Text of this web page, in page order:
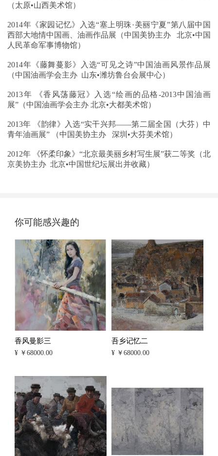
（太原•山西美术馆）
2014年《家园记忆》入选“塞上明珠·美丽宁夏”第八届中国
西部大地情中国画、油画作品展（中国美协主办 北京•中国
人民革命军事博物馆）
2014年《藤舞蔓影》入选“可见之诗”中国油画风景作品展
（中国油画学会主办 山东•潍坊鲁台会展中心）
2013年 《香风荡藤冠》入选“绘画的品格-2013中国油画
展”（中国油画学会主办 北京•大都美术馆）
2013年 《韵律》入选“实干兴邦——第二届全国（大芬）中
青年油画展” （中国美协主办 深圳•大芬美术馆）
2012年 《怀柔印象》“北京最美丽乡村写生展”获二等奖（北
京美协主办 北京•中国世纪坛展出并收藏）
你可能感兴趣的
香风曼影三
¥ ￥68000.00
吾乡记忆二
¥ ￥68000.00